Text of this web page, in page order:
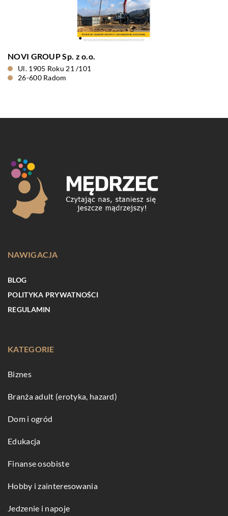
NOVI GROUP Sp. z o.o.
Ul. 1905 Roku 21 /101
26-600 Radom
NAWIGACJA
BLOG
POLITYKA PRYWATNOŚCI
REGULAMIN
KATEGORIE
Biznes
Branża adult (erotyka, hazard)
Dom i ogród
Edukacja
Finanse osobiste
Hobby i zainteresowania
Jedzenie i napoje